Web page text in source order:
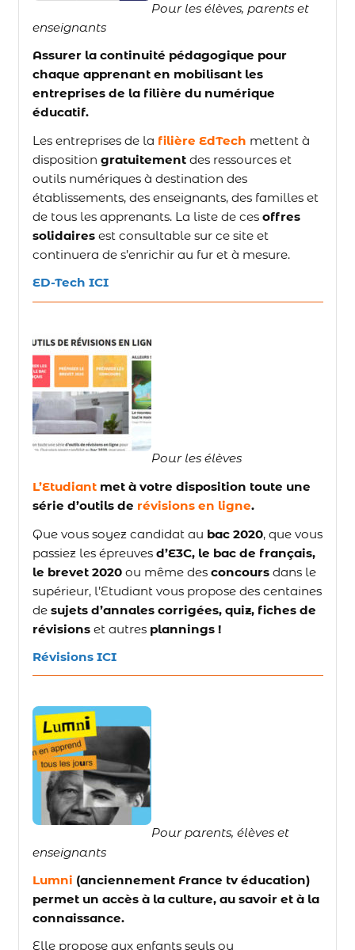
Pour les élèves, parents et
enseignants
Assurer la continuité pédagogique pour
chaque apprenant en mobilisant les
entreprises de la filière du numérique
éducatif.
Les entreprises de la filière EdTech mettent à
disposition gratuitement des ressources et
outils numériques à destination des
établissements, des enseignants, des familles et
de tous les apprenants. La liste de ces offres
solidairesest consultable sur ce site et
continuera de s’enrichir au fur et à mesure.
ED-Tech ICI
Pour les élèves
L’Etudiantmet à votre disposition toute une
série d’outils de révisions en ligne.
Que vous soyez candidat au bac 2020, que vous
passiez les épreuves d’E3C, le bac de français,
le brevet 2020ou même des concoursdans le
supérieur, l’Etudiant vous propose des centaines
desujets d’annales corrigées, quiz, fiches de
révisionset autres plannings!
Révisions ICI
Pour parents, élèves et
enseignants
Lumni (anciennement France tv éducation)
permet un accès à la culture, au savoir et à la
connaissance.
Elle propose aux enfants seuls ou